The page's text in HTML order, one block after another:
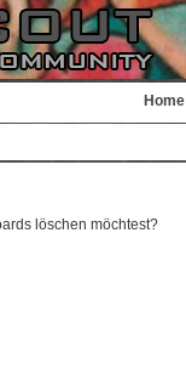
Home
löschen möchtest?